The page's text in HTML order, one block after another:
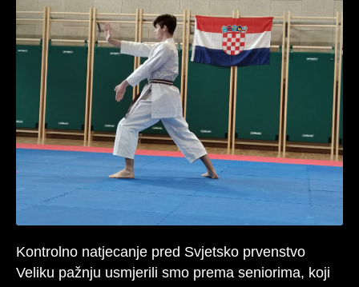
Kontrolno natjecanje pred Svjetsko prvenstvo
Veliku pažnju usmjerili smo prema seniorima, koji